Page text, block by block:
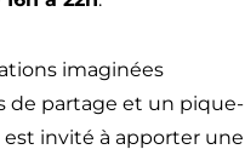
imaginées
de partage et un pique-
invité à apporter une